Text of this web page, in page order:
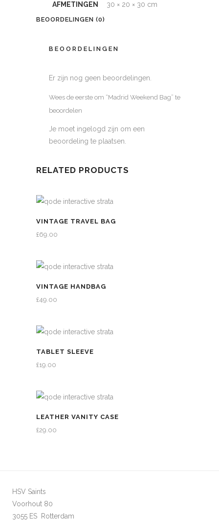
AFMETINGEN 30 × 20 × 30 cm
BEOORDELINGEN (0)
BEOORDELINGEN
Er zijn nog geen beoordelingen.
Wees de eerste om “Madrid Weekend Bag” te
beoordelen
Je moet ingelogd zijn om een
beoordeling te plaatsen.
RELATED PRODUCTS
VINTAGE TRAVEL BAG
£69.00
VINTAGE HANDBAG
£49.00
TABLET SLEEVE
£19.00
LEATHER VANITY CASE
£29.00
HSV Saints
Voorhout 80
3055 ES Rotterdam